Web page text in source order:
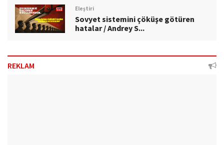
Eleştiri
Sovyet sistemini çöküşe götüren
hatalar / Andrey S...
REKLAM